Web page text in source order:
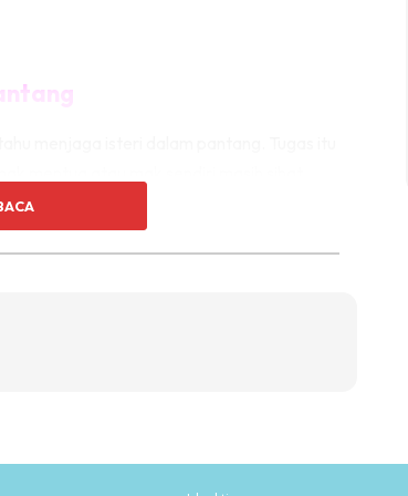
uzur kemudian suami pula tak ambil
boleh meroyan satu badan!